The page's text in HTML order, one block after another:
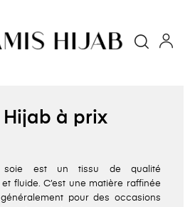
Hijab à prix
soie est un tissu de qualité
fluide. C’est une matière raffinée
pour des occasions